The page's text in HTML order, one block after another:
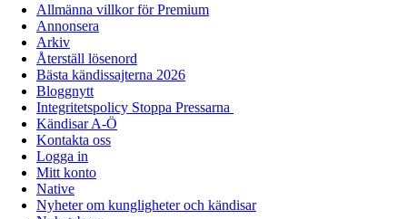
Allmänna villkor för Premium
Annonsera
Arkiv
Återställ lösenord
Bästa kändissajterna 2026
Bloggnytt
Integritetspolicy Stoppa Pressarna
Kändisar A-Ö
Kontakta oss
Logga in
Mitt konto
Native
Nyheter om kungligheter och kändisar